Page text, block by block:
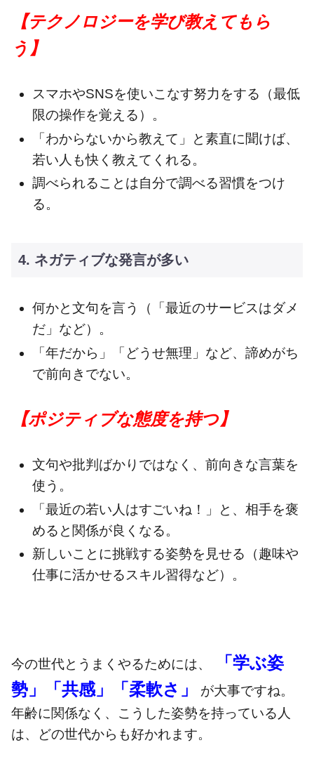
【テクノロジーを学び教えてもら
う】
スマホやSNSを使いこなす努力をする（最低
限の操作を覚える）。
「わからないから教えて」と素直に聞けば、
若い人も快く教えてくれる。
調べられることは自分で調べる習慣をつけ
る。
4. ネガティブな発言が多い
何かと文句を言う（「最近のサービスはダメ
だ」など）。
「年だから」「どうせ無理」など、諦めがち
で前向きでない。
【ポジティブな態度を持つ】
文句や批判ばかりではなく、前向きな言葉を
使う。
「最近の若い人はすごいね！」と、相手を褒
めると関係が良くなる。
新しいことに挑戦する姿勢を見せる（趣味や
仕事に活かせるスキル習得など）。
今の世代とうまくやるためには、
「学ぶ姿
勢」「共感」「柔軟さ」
が大事ですね。
年齢に関係なく、こうした姿勢を持っている人
は、どの世代からも好かれます。